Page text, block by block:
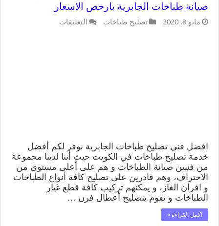
صيانة طباخات الجابرية بارخص الاسعار
مايو 8, 2020 تصليح طباخات التعليقات
افضل فني تصليح طباخات الجابرية نوفر لكم أفضل
خدمة تصليح طباخات في الكويت حيث أننا لدينا مجموعة
من فنيين صيانة الطباخات و هم على أعلى مستوى من
الاحتراف، وهم قادرين على تصليح كافة أنواع الطباخات
و افران الغاز، و يمكنهم تركيب كافة قطع غيار
الطباخات و نقوم بتصليح أعطال فرن …
أكمل القراءة »